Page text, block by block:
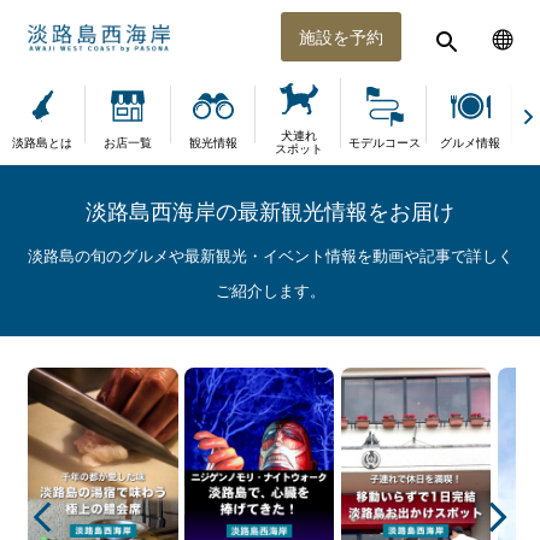
施設を予約
淡路島とは お店一覧 観光情報
犬連れ
スポット
モデルコース グルメ情報
淡路島西海岸の最新観光情報をお届け
淡路島の旬のグルメや最新観光・イベント情報を動画や記事で詳しく
ご紹介します。